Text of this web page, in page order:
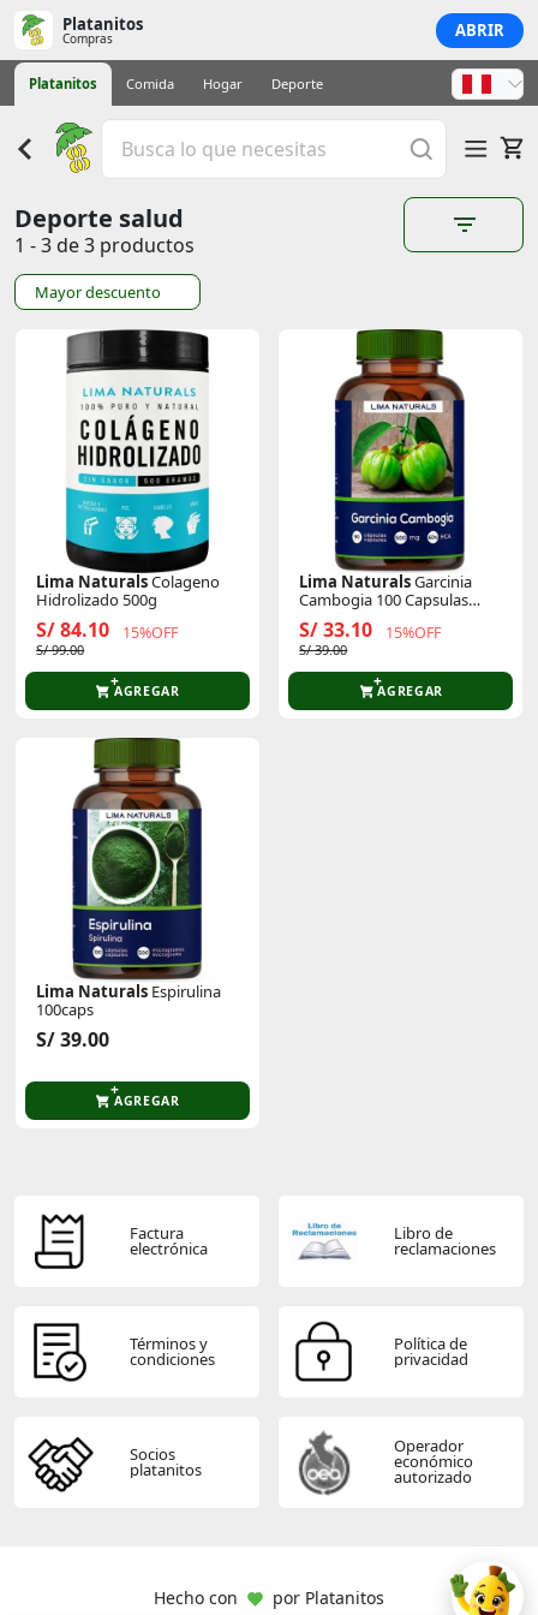
Platanitos
Compras ABRIR
Platanitos Comida Hogar Deporte
Deporte salud
1 - 3 de 3 productos
Mayor descuento
Lima NaturalsColageno
Hidrolizado 500g
S/ 84.10 15%OFF
S/ 99.00
AGREGAR
Lima NaturalsGarcinia
Cambogia 100 Capsulas
500mg Lima Naturals
S/ 33.10 15%OFF
S/ 39.00
AGREGAR
Lima Naturals Espirulina
100caps
S/ 39.00
AGREGAR
Factura
electrónica
Libro de
reclamaciones
Términos y
condiciones
Política de
privacidad
Socios
platanitos
Operador
económico
autorizado
Hecho con por Platanitos